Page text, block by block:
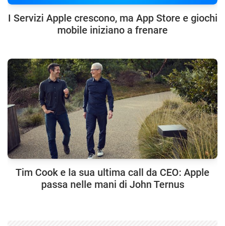
I Servizi Apple crescono, ma App Store e giochi
mobile iniziano a frenare
Tim Cook e la sua ultima call da CEO: Apple
passa nelle mani di John Ternus